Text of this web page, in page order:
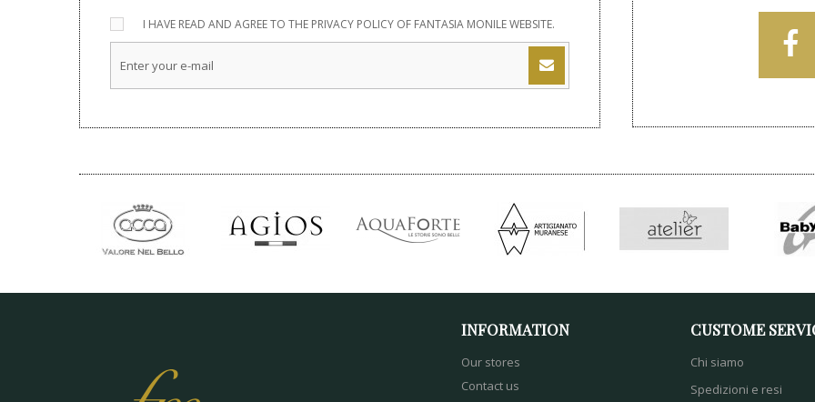
I HAVE READ AND AGREE TO THE PRIVACY POLICY OF FANTASIA MONILE WEBSITE.
INFORMATION
Our stores
Contact us
CUSTOME
Chi siamo
Spedizioni e resi